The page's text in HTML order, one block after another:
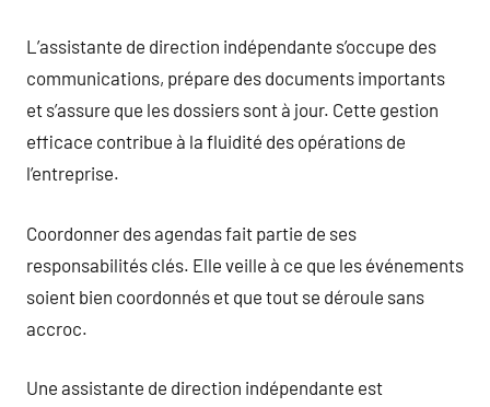
L’assistante de direction indépendante s’occupe des
communications, prépare des documents importants
et s’assure que les dossiers sont à jour. Cette gestion
efficace contribue à la fluidité des opérations de
l’entreprise.
Coordonner des agendas fait partie de ses
responsabilités clés. Elle veille à ce que les événements
soient bien coordonnés et que tout se déroule sans
accroc.
Une assistante de direction indépendante est